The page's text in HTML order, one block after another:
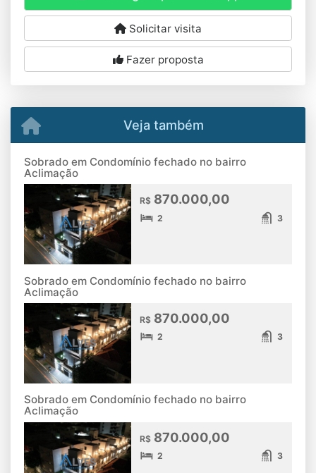
Solicitar visita
Fazer proposta
Veja também
Sobrado em Condomínio fechado no bairro
Aclimação
R$ 870.000,00
2 3
Sobrado em Condomínio fechado no bairro
Aclimação
R$ 870.000,00
2 3
Sobrado em Condomínio fechado no bairro
Aclimação
R$ 870.000,00
2 3